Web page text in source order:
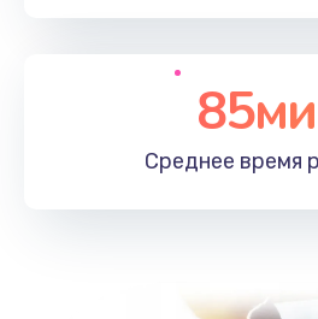
Среднее время